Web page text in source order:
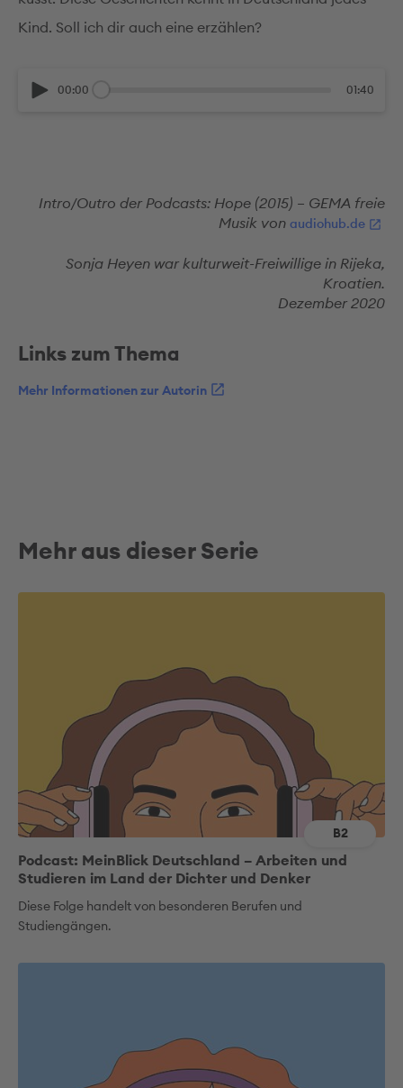
Kind. Soll ich dir auch eine erzählen?
00:00 01:40
Intro/Outro der Podcasts: Hope (2015) – GEMA freie
Musik von audiohub.de
Sonja Heyen war kulturweit-Freiwillige in Rijeka,
Kroatien.
Dezember 2020
Links zum Thema
Mehr Informationen zur Autorin
Mehr aus dieser Serie
B2
Podcast: MeinBlick Deutschland – Arbeiten und
Studieren im Land der Dichter und Denker
Diese Folge handelt von besonderen Berufen und
Studiengängen.